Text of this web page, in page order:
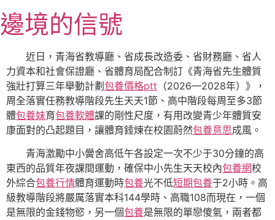
至
主
內
容
邊境的信號
近日，青海省教導廳、省成長改造委、省財務廳、省人
力資本和社會保證廳、省體育局配合制訂《青海省先生體質
強壯打算三年舉動計劃 包養價格ptt （2026—2028年）》，
周全落實任務教導階段先生天天1節、高中階段每周至多3節
體包養妹育包養軟體課的剛性尺度，有用改變青少年體質安
康面對的凸起題目，讓體育錘煉在校園蔚然包養意思成風。
青海激勵中小黌舍高低午各設定一次不少于30分鐘的高
東西的品質年夜課間運動，確保中小先生天天校內包養網校
外綜合包養行情體育運動時包養光不低短期包養于2小時。高
級教導階段將嚴厲落實本科144學時、高職108而現在，一個
是無限的金錢物慾，另一個包養是無限的單戀傻氣，兩者都